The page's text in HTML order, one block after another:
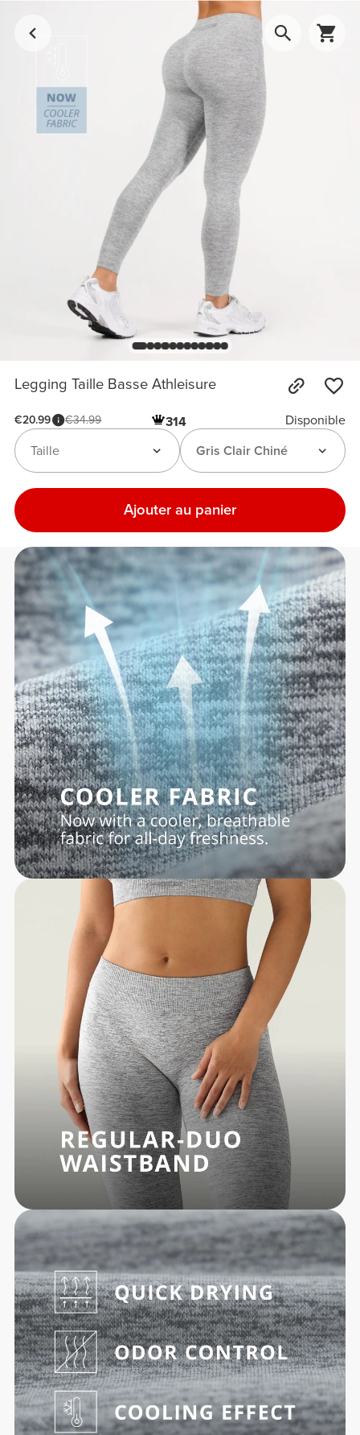
Legging Taille Basse Athleisure
€20.99 €34.99 314
Disponible
Gris Clair Chiné
Taille
Ajouter au panier